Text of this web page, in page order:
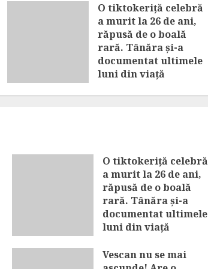
O tiktokeriță celebră
a murit la 26 de ani,
răpusă de o boală
rară. Tânăra și-a
documentat ultimele
luni din viață
O tiktokeriță celebră
a murit la 26 de ani,
răpusă de o boală
rară. Tânăra și-a
documentat ultimele
luni din viață
Vescan nu se mai